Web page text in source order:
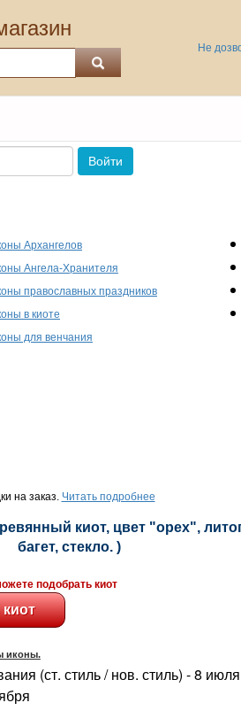
Не
Войти
Архангелов
Ангела-Хранителя
православных праздников
в киоте
для венчания
на заказ. Читать подробнее
киот, цвет "орех",
багет, стекло. )
подобрать киот
иконы.
(ст. стиль / нов. стиль) - 8